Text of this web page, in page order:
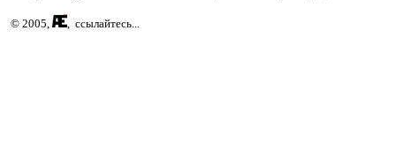
© 2005, , ссылайтесь...